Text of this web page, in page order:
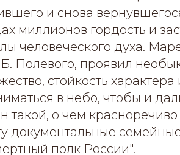
и снова
миллионов гордость и
человеческого духа.
Полевого, проявил
стойкость
в небо, чтобы и
такой, о чем красноречиво
документальные
полк России".